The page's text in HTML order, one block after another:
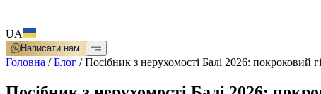
UA
Написати нам
Головна /Блог /Посібник з нерухомості Балі 2026: покроковий